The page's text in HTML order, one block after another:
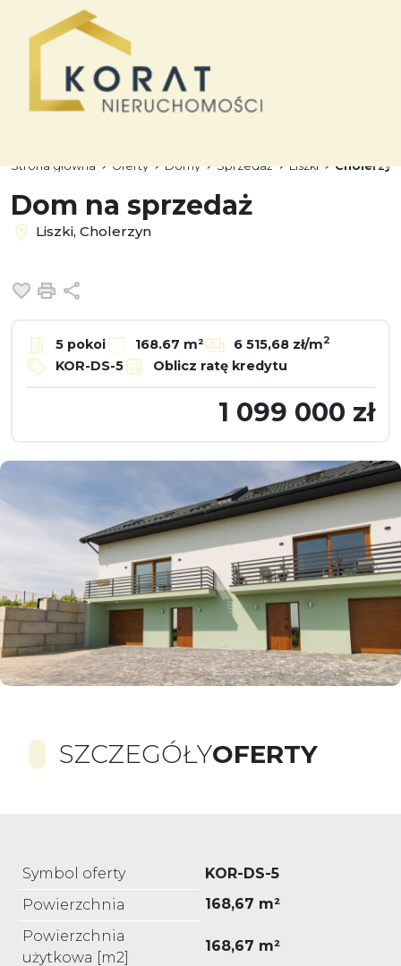
Strona główna Oferty Domy Sprzedaż Liszki Cholerzyn
Dom na sprzedaż
Liszki, Cholerzyn
Dodaj do ulubionych
Drukuj
5 pokoi 168.67 m² 6 515,68 zł/m2
KOR-DS-5 Oblicz ratę kredytu
1 099 000 zł
SZCZEGÓŁYOFERTY
Symbol oferty
KOR-DS-5
Powierzchnia
168,67 m²
Powierzchnia
użytkowa [m2]
168,67 m²